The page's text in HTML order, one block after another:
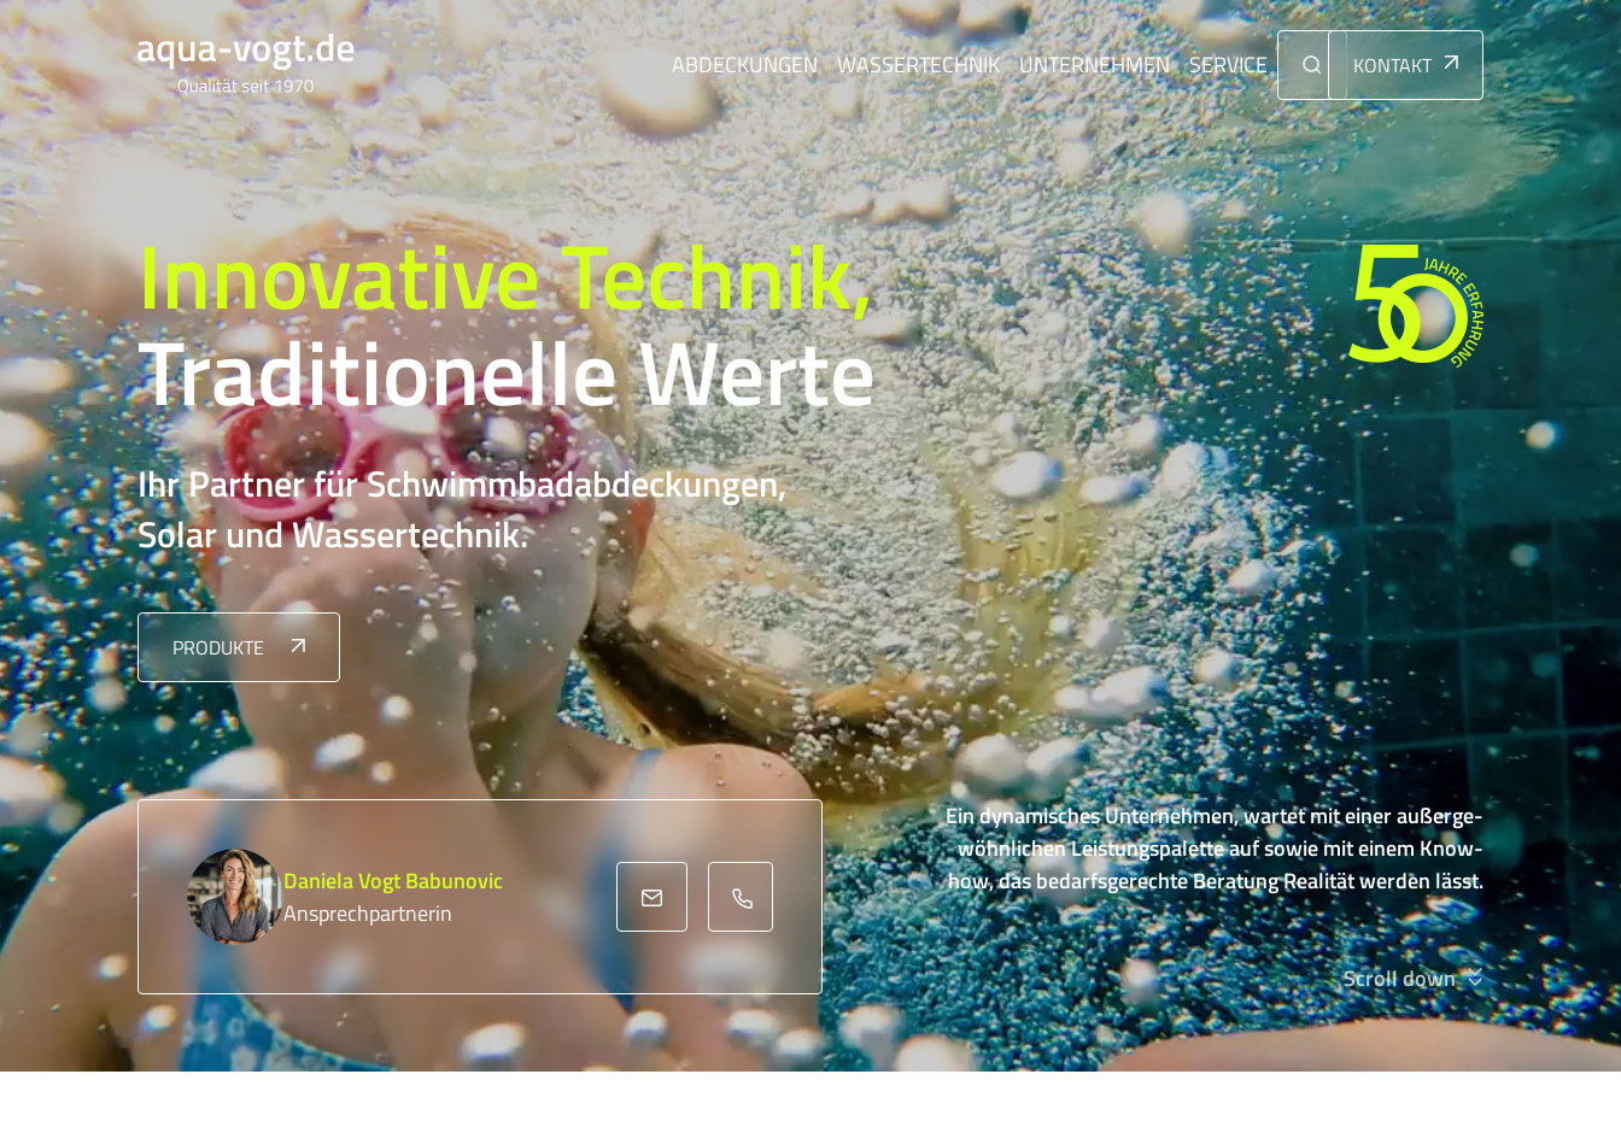
ABDECKUNGEN WASSERTECHNIK UNTERNEHMEN SERVICE KONTAKT
Innovative Technik,
Traditionelle Werte
Ihr Partner für Schwimmbadabdeckungen,
Solar und Wassertechnik.
PRODUKTE
Daniela Vogt Babunovic
Ansprechpartnerin
Ein dynamisches Unternehmen, wartet mit einer außerge-
wöhnlichen Leistungspalette auf sowie mit einem Know-
how, das bedarfsgerechte Beratung Realität werden lässt.
Scroll down